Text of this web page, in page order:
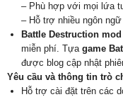
– Phù hợp với mọi lứa
– Hỗ trợ nhiều ngôn
Battle Destruction
miễn phí. Tựa game
được blog cập nhật
Yêu cầu và thông tin trò
Hỗ trợ cài đặt trên các